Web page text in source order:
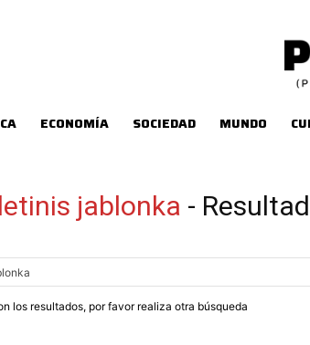
ECONOMÍA SOCIEDAD MUNDO
jablonka -
los resultados, por favor realiza otra búsqueda